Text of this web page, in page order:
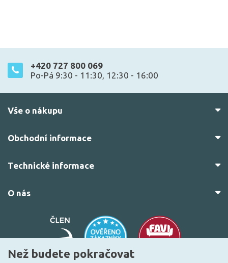
+420 727 800 069
Po-Pá 9:30 - 11:30, 12:30 - 16:00
Vše o nákupu
Obchodní informace
Technické informace
O nás
Než budete pokračovat